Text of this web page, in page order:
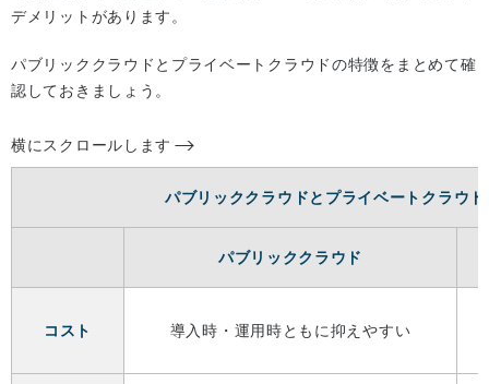
デメリットがあります。
パブリッククラウドとプライベートクラウドの特徴をまとめて確
認しておきましょう。
横にスクロールします
パブリッククラウドとプライベートクラウ
パブリッククラウド
コスト 導入時・運用時ともに抑えやすい